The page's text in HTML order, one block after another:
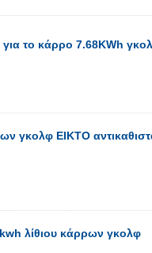
για το κάρρο 7.68KWh
γκολφ EIKTO
λίθιου κάρρων γκολφ